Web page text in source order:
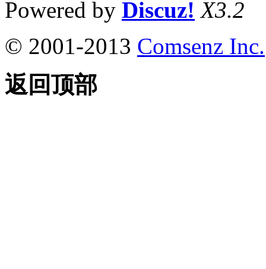
Powered by Discuz! X3.2
© 2001-2013 Comsenz Inc.
返回顶部